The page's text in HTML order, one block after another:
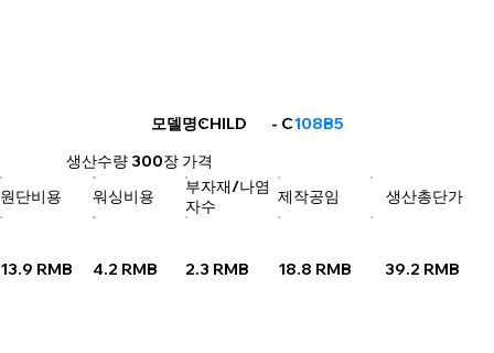
모델명: - C108B5
CHILD
원단비용 제작공임
워싱비용 생산총단가
부자재/나염
자수
13.9 RMB 4.2 RMB 2.3 RMB 18.8 RMB 39.2 RMB
생산수량300장 가격